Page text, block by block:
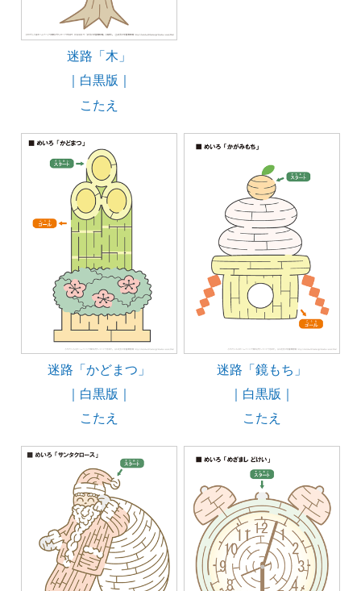
迷路「木」
｜白黒版｜
こたえ
迷路「かどまつ」
｜白黒版｜
こたえ
迷路「鏡もち」
｜白黒版｜
こたえ